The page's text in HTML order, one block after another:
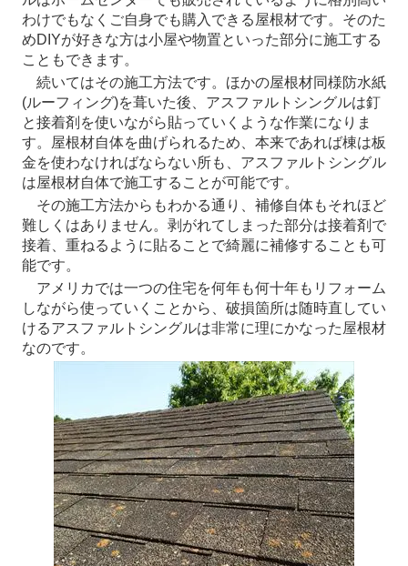
わけでもなくご自身でも購入できる屋根材です。そのた
めDIYが好きな方は小屋や物置といった部分に施工する
こともできます。
続いてはその施工方法です。ほかの屋根材同様防水紙
(ルーフィング)を葺いた後、アスファルトシングルは釘
と接着剤を使いながら貼っていくような作業になりま
す。屋根材自体を曲げられるため、本来であれば棟は板
金を使わなければならない所も、アスファルトシングル
は屋根材自体で施工することが可能です。
その施工方法からもわかる通り、補修自体もそれほど
難しくはありません。剥がれてしまった部分は接着剤で
接着、重ねるように貼ることで綺麗に補修することも可
能です。
アメリカでは一つの住宅を何年も何十年もリフォーム
しながら使っていくことから、破損箇所は随時直してい
けるアスファルトシングルは非常に理にかなった屋根材
なのです。